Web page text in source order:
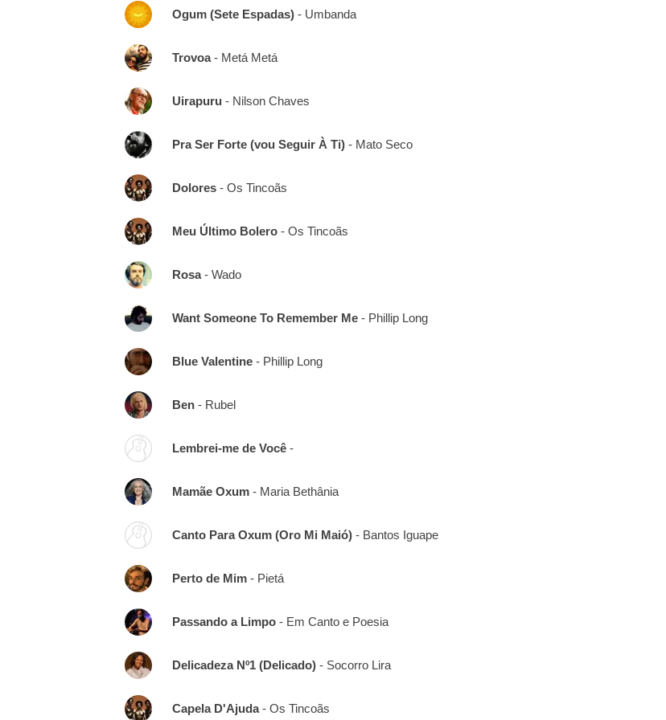
Ogum (Sete Espadas)- Umbanda
Trovoa- Metá Metá
Uirapuru - Nilson Chaves
Pra Ser Forte (vou Seguir À Ti)- Mato Seco
Dolores- Os Tincoãs
Meu Último Bolero- Os Tincoãs
Rosa- Wado
Want Someone To Remember Me- Phillip Long
Blue Valentine- Phillip Long
Ben- Rubel
Lembrei-me de Você-
Mamãe Oxum- Maria Bethânia
Canto Para Oxum (Oro Mi Maió)- Bantos Iguape
Perto de Mim- Pietá
Passando a Limpo- Em Canto e Poesia
Delicadeza Nº1 (Delicado)- Socorro Lira
Capela D'Ajuda- Os Tincoãs